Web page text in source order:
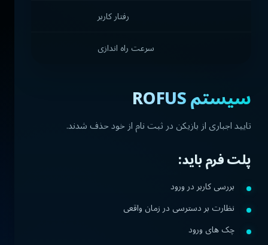
رفتار کاربر
سرعت راه اندازی
سیستم ROFUS
تایید اجباری از بازیکن در ثبت نام از خود حذف شدند.
پلت فرم باید:
بررسی کاربر در ورود
نظارت بر دسترسی در زمان واقعی
چک های ورود